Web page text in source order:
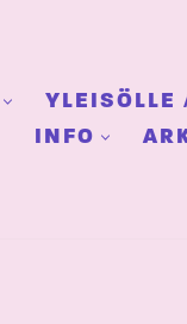
YLEISÖLLE
INFO